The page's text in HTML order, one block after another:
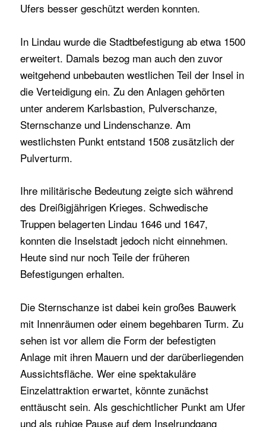
Ufers besser geschützt werden konnten.
In Lindau wurde die Stadtbefestigung ab etwa 1500
erweitert. Damals bezog man auch den zuvor
weitgehend unbebauten westlichen Teil der Insel in
die Verteidigung ein. Zu den Anlagen gehörten
unter anderem Karlsbastion, Pulverschanze,
Sternschanze und Lindenschanze. Am
westlichsten Punkt entstand 1508 zusätzlich der
Pulverturm.
Ihre militärische Bedeutung zeigte sich während
des Dreißigjährigen Krieges. Schwedische
Truppen belagerten Lindau 1646 und 1647,
konnten die Inselstadt jedoch nicht einnehmen.
Heute sind nur noch Teile der früheren
Befestigungen erhalten.
Die Sternschanze ist dabei kein großes Bauwerk
mit Innenräumen oder einem begehbaren Turm. Zu
sehen ist vor allem die Form der befestigten
Anlage mit ihren Mauern und der darüberliegenden
Aussichtsfläche. Wer eine spektakuläre
Einzelattraktion erwartet, könnte zunächst
enttäuscht sein. Als geschichtlicher Punkt am Ufer
und als ruhige Pause auf dem Inselrundgang